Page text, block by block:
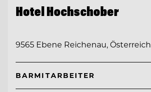
Hotel Hochschober
9565 Ebene Reichenau, Österreich
BARMITARBEITER